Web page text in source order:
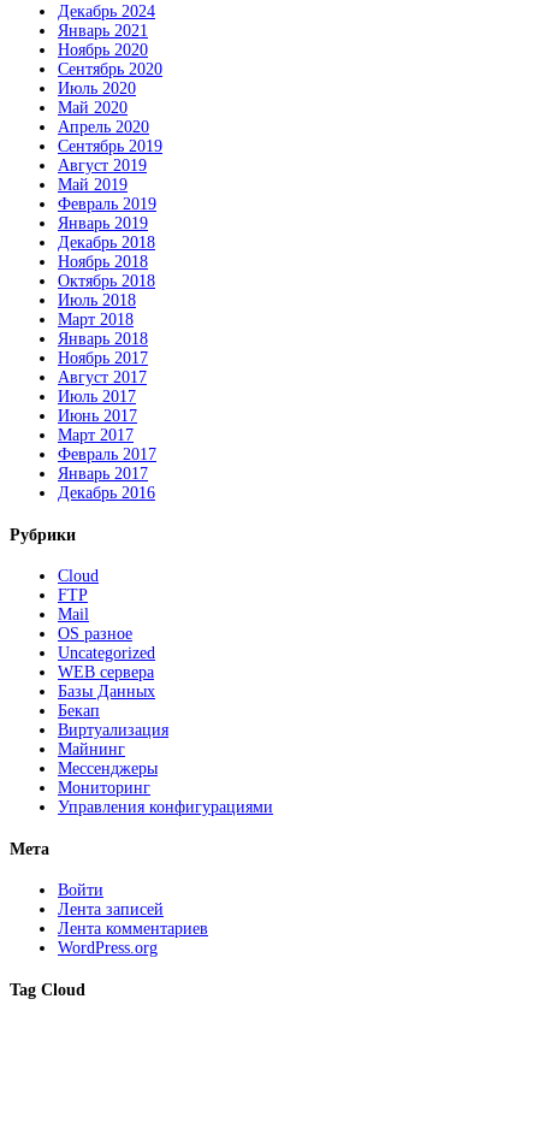
Декабрь 2024
Январь 2021
Ноябрь 2020
Сентябрь 2020
Июль 2020
Май 2020
Апрель 2020
Сентябрь 2019
Август 2019
Май 2019
Февраль 2019
Январь 2019
Декабрь 2018
Ноябрь 2018
Октябрь 2018
Июль 2018
Март 2018
Январь 2018
Ноябрь 2017
Август 2017
Июль 2017
Июнь 2017
Март 2017
Февраль 2017
Январь 2017
Декабрь 2016
Рубрики
Cloud
FTP
Mail
OS разное
Uncategorized
WEB сервера
Базы Данных
Бекап
Виртуализация
Майнинг
Мессенджеры
Мониторинг
Управления конфигурациями
Мета
Войти
Лента записей
Лента комментариев
WordPress.org
Tag Cloud